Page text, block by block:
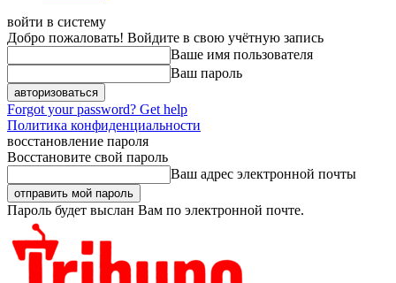
войти в систему
Добро пожаловать! Войдите в свою учётную запись
Ваше имя пользователя
Ваш пароль
Forgot your password? Get help
Политика конфиденциальности
восстановление пароля
Восстановите свой пароль
Ваш адрес электронной почты
Пароль будет выслан Вам по электронной почте.